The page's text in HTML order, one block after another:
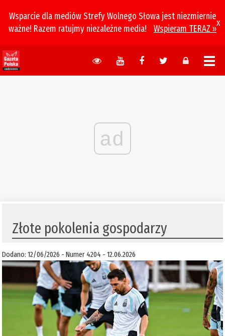
Wsparcie dla mediów Strefy Wolnego Słowa jest niezmiernie
ważne! Razem ratujmy niezależne media!
Wspieram TERAZ »
x
ad
Złote pokolenia gospodarzy
Dodano: 12/06/2026 - Numer 4204 - 12.06.2026